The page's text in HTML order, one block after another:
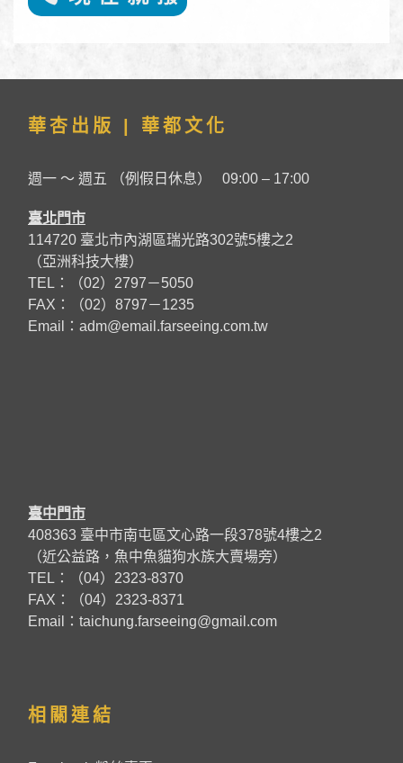
華杏出版 | 華都文化
週一 ～ 週五 （例假日休息） 09:00 – 17:00
臺北門市
114720 臺北市內湖區瑞光路302號5樓之2
（亞洲科技大樓）
TEL：（02）2797－5050
FAX：（02）8797－1235
Email： adm@email.farseeing.com.tw
臺中門市
408363 臺中市南屯區文心路一段378號4樓之2
（近公益路，魚中魚貓狗水族大賣場旁）
TEL：（04）2323-8370
FAX：（04）2323-8371
Email：taichung.farseeing@gmail.com
相關連結